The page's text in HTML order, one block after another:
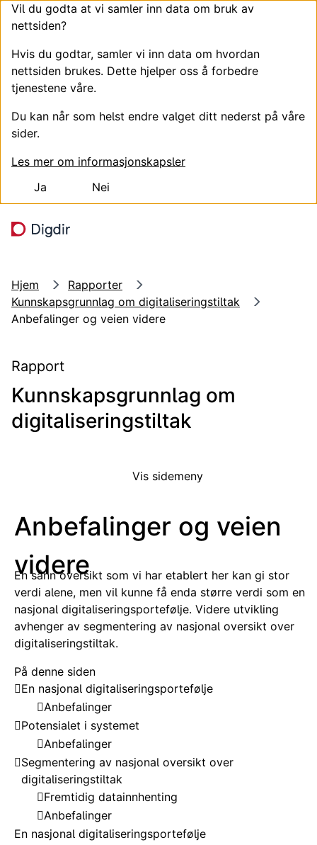
Vil du godta at vi samler inn data om bruk av
nettsiden?
Hvis du godtar, samler vi inn data om hvordan
nettsiden brukes. Dette hjelper oss å forbedre
tjenestene våre.
Du kan når som helst endre valget ditt nederst på våre
sider.
Les mer om informasjonskapsler
Ja
Nei
Hjem
Rapporter
Kunnskapsgrunnlag om digitaliseringstiltak
Anbefalinger og veien videre
Rapport
Kunnskapsgrunnlag om
digitaliseringstiltak
Vis sidemeny
Anbefalinger og veien
videre
En sånn oversikt som vi har etablert her kan gi stor
verdi alene, men vil kunne få enda større verdi som en
nasjonal digitaliseringsportefølje. Videre utvikling
avhenger av segmentering av nasjonal oversikt over
digitaliseringstiltak.
På denne siden
En nasjonal digitaliseringsportefølje
Anbefalinger
Potensialet i systemet
Anbefalinger
Segmentering av nasjonal oversikt over
digitaliseringstiltak
Fremtidig datainnhenting
Anbefalinger
En nasjonal digitaliseringsportefølje